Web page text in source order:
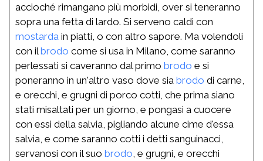
accioché rimangano più morbidi, over si teneranno
sopra una fetta di lardo. Si serveno caldi con
mostarda in piatti, o con altro sapore. Ma volendoli
con ilbrodo come si usa in Milano, come saranno
perlessati si caveranno dal primo brodo e si
poneranno in un'altro vaso dove sia brodo di carne,
e orecchi, e grugni di porco cotti, che prima siano
stati misaltati per un giorno, e pongasi a cuocere
con essi della salvia, pigliando alcune cime d'essa
salvia, e come saranno cotti i detti sanguinacci,
servanosi con il suo brodo , e grugni, e orecchi